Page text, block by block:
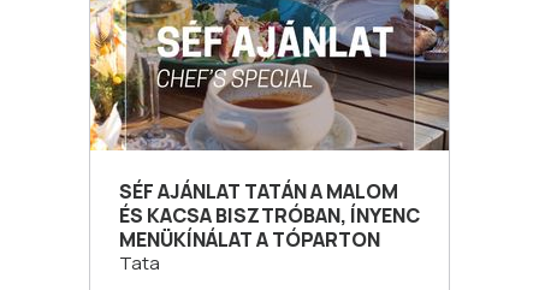
SÉF AJÁNLAT TATÁN A MALOM
ÉS KACSA BISZTRÓBAN, ÍNYENC
MENÜKÍNÁLAT A TÓPARTON
Tata